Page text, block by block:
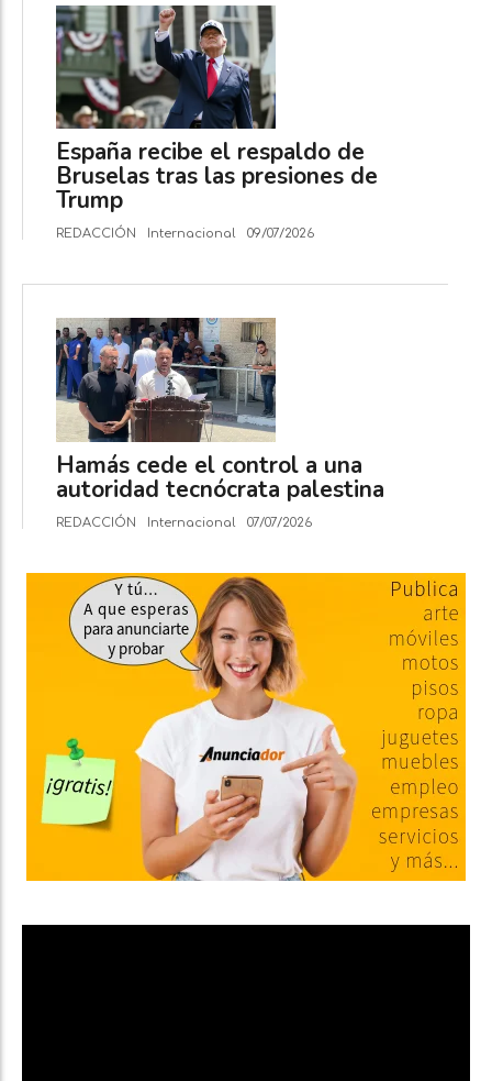
España recibe el respaldo de
Bruselas tras las presiones de
Trump
REDACCIÓN Internacional 09/07/2026
Hamás cede el control a una
autoridad tecnócrata palestina
REDACCIÓN Internacional 07/07/2026